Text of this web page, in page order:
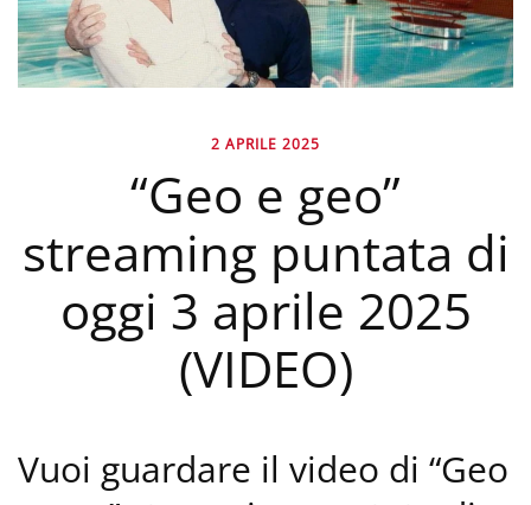
2 APRILE 2025
“Geo e geo”
streaming puntata di
oggi 3 aprile 2025
(VIDEO)
Vuoi guardare il video di “Geo